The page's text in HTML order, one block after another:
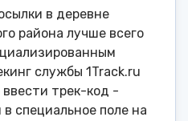
в деревне
района лучше всего
службы 1Track.ru
ввести трек-код -
специальное поле на